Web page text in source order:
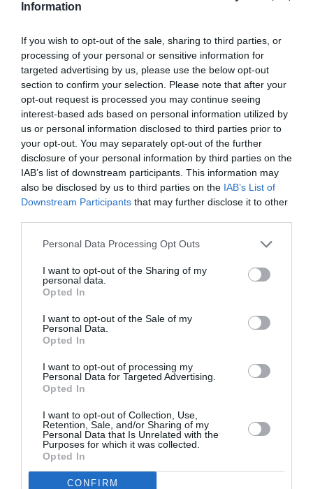
Information
If you wish to opt-out of the sale, sharing to third parties, or
processing of your personal or sensitive information for
targeted advertising by us, please use the below opt-out
section to confirm your selection. Please note that after your
opt-out request is processed you may continue seeing
interest-based ads based on personal information utilized by
us or personal information disclosed to third parties prior to
your opt-out. You may separately opt-out of the further
disclosure of your personal information by third parties on the
IAB’s list of downstream participants. This information may
also be disclosed by us to third parties on the IAB’s List of
Downstream Participants that may further disclose it to other
Personal Data Processing Opt Outs
I want to opt-out of the Sharing of my
personal data.
Opted In
I want to opt-out of the Sale of my
Personal Data.
Opted In
I want to opt-out of processing my
Personal Data for Targeted Advertising.
Opted In
I want to opt-out of Collection, Use,
Retention, Sale, and/or Sharing of my
Personal Data that Is Unrelated with the
Purposes for which it was collected.
Opted In
CONFIRM
în rezervoarele vehiculului român și pomparea
de la care, în fine, ar fi fost livrat „la negru”.
Deținătorii distribuitorului de carburant și cei doi
șoferi români ai vehiculului au fost denunțați.
Furtunul și mecanismul au fost sechestrate
împreună cu 700 de litri de motorină și cu vehiculul.
Oamenii de la Garda de Finanțe au constatat o
evaziune de peste 70.000 de euro într-o perioadă
de cinci luni. Aceasta permitea o economisire la
Articolul anterior
Ministra Cècile Kyenge: “Și eu am fost
«badante»”
Următorul articol
Steliana Ionescu din Albano, o româncă
pasionată de politică
AȚI PUTEA DORI DE
ASEMENEA